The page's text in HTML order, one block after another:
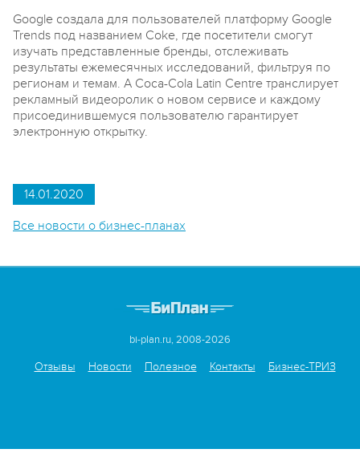
Google создала для пользователей платформу Google
Trends под названием Coke, где посетители смогут
изучать представленные бренды, отслеживать
результаты ежемесячных исследований, фильтруя по
регионам и темам. А Сoca-Cola Latin Centre транслирует
рекламный видеоролик о новом сервисе и каждому
присоединившемуся пользователю гарантирует
электронную открытку.
14.01.2020
Все новости о бизнес-планах
bi-plan.ru, 2008-2026
Отзывы Новости Полезное Контакты Бизнес-ТРИЗ